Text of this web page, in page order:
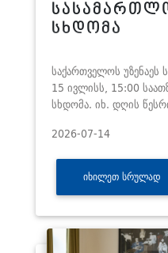
სხდომა
საქართველოს
15 ივლისს, 15:00
სხდომა. იხ. დღის
2026-07-14
ᲘᲮᲘᲚᲔᲗ ᲡᲠᲣᲚᲐᲓ